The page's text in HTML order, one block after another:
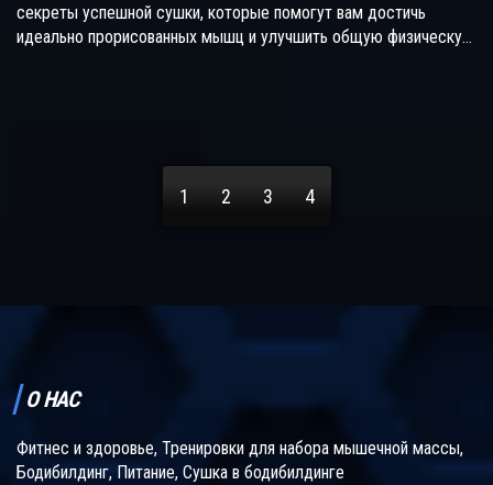
секреты успешной сушки, которые помогут вам достичь
идеально прорисованных мышц и улучшить общую физическую
1 2 3 4
О НАС
Фитнес и здоровье, Тренировки для набора мышечной массы,
Бодибилдинг, Питание, Сушка в бодибилдинге